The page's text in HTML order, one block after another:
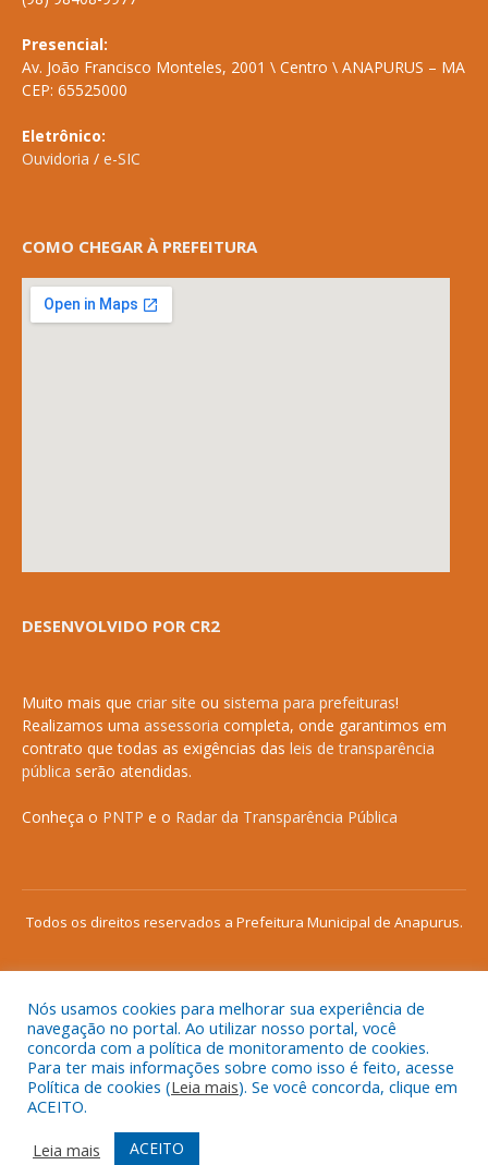
Presencial:
Av. João Francisco Monteles, 2001 \ Centro \ ANAPURUS – MA
CEP: 65525000
Eletrônico:
Ouvidoria / e-SIC
COMO CHEGAR À PREFEITURA
DESENVOLVIDO POR CR2
Muito mais que criar site ou sistema para prefeituras!
Realizamos uma assessoria completa, onde garantimos em
contrato que todas as exigências das leis de transparência
pública serão atendidas.
Conheça o PNTP e o Radar da Transparência Pública
Todos os direitos reservados a Prefeitura Municipal de Anapurus.
Mapa do Site
Acessar Área Administrativa
Acessar o Webmail
Nós usamos cookies para melhorar sua experiência de
navegação no portal. Ao utilizar nosso portal, você
concorda com a política de monitoramento de cookies.
Para ter mais informações sobre como isso é feito, acesse
Política de cookies (Leia mais). Se você concorda, clique em
ACEITO.
Leia mais
ACEITO